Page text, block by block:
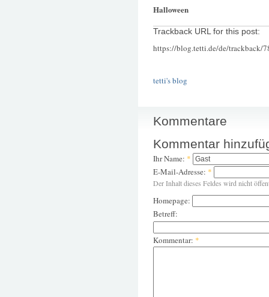
Halloween
Trackback URL for this post:
https://blog.tetti.de/de/trackback/
tetti's blog
Kommentare
Kommentar
Ihr Name: *
E-Mail-Adresse: *
Der Inhalt dieses Feldes wird nicht
Homepage:
Betreff:
Kommentar: *